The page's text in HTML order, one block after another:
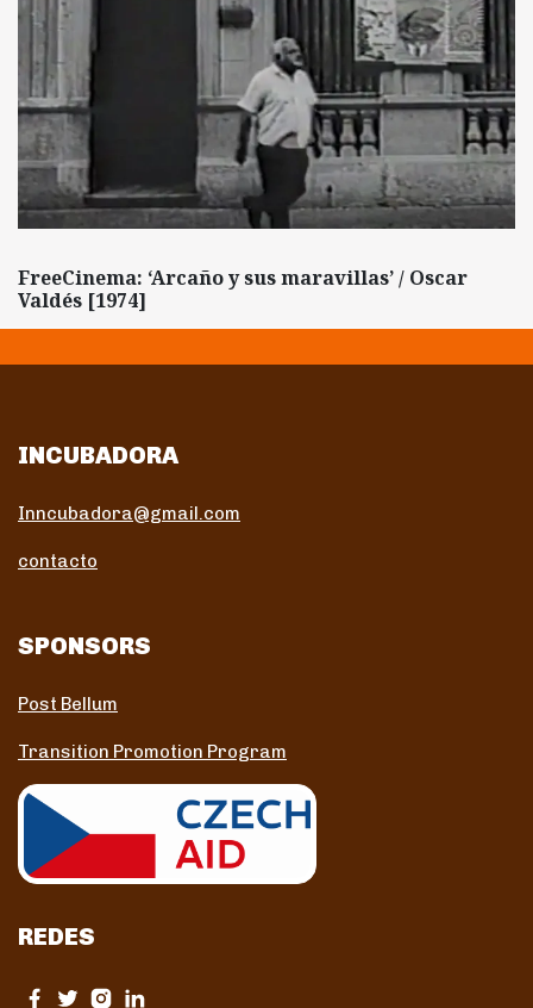
FreeCinema: ‘Arcaño y sus maravillas’ / Oscar
Valdés [1974]
INCUBADORA
Inncubadora@gmail.com
contacto
SPONSORS
Post Bellum
Transition Promotion Program
REDES